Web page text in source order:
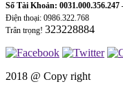
Số Tài Khoản:
Điện thoại: 0986.322.768
Trân trọng! 323228884
2018 @ Copy right